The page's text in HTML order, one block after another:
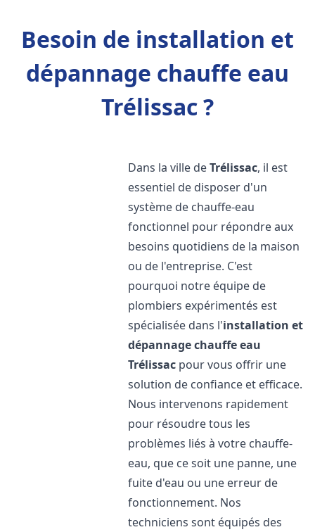
Besoin de installation et
dépannage chauffe eau
Trélissac ?
Dans la ville deTrélissac, il est
essentiel de disposer d'un
système de chauffe-eau
fonctionnel pour répondre aux
besoins quotidiens de la maison
ou de l'entreprise. C'est
pourquoi notre équipe de
plombiers expérimentés est
spécialisée dans l'installation et
dépannage chauffe eau
Trélissac pour vous offrir une
solution de confiance et efficace.
Nous intervenons rapidement
pour résoudre tous les
problèmes liés à votre chauffe-
eau, que ce soit une panne, une
fuite d'eau ou une erreur de
fonctionnement. Nos
techniciens sont équipés des